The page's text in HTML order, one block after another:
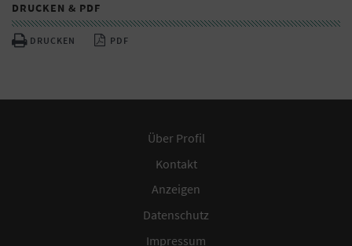
DRUCKEN & PDF
DRUCKEN PDF
Über Profil
Kontakt
Anzeigen
Datenschutz
Impressum